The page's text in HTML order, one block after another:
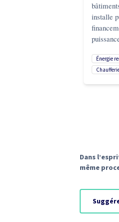
installe
énergie
Dans
même